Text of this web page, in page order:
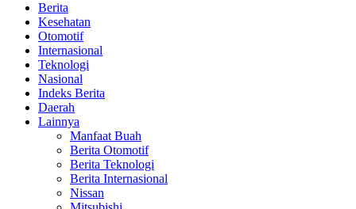
Berita
Kesehatan
Otomotif
Internasional
Teknologi
Nasional
Indeks Berita
Daerah
Lainnya
Manfaat Buah
Berita Otomotif
Berita Teknologi
Berita Internasional
Nissan